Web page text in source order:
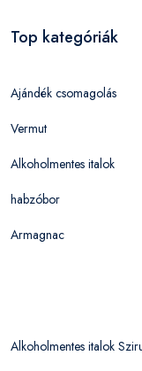
Top kategóriák
Ajándék csomagolás
Vermut
Alkoholmentes italok
habzóbor
Armagnac
Alkoholmentes italok